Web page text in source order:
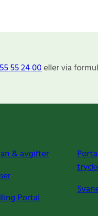
55 24 00eller via
& avgifter
Portal